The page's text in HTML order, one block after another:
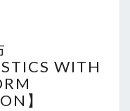
WITH
】